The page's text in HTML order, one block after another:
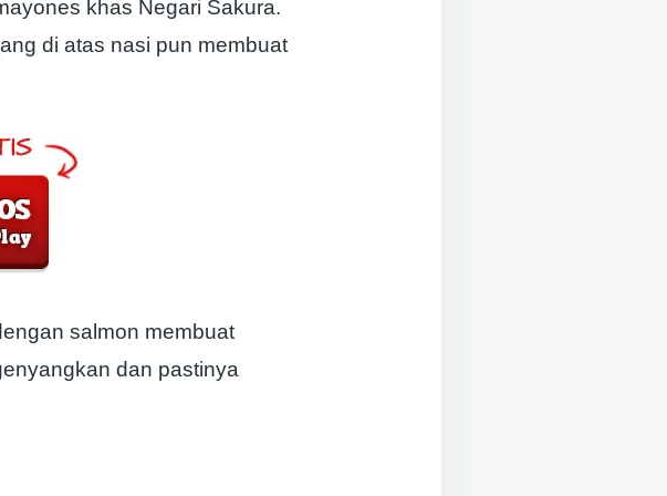
khas Negari Sakura.
di atas nasi pun membuat
salmon membuat
dan pastinya